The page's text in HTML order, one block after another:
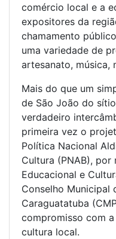
comércio local e a
expositores da
chamamento
uma variedade de
artesanato, música,
Mais do que um
de São João do
verdadeiro
primeira vez o
Política Nacional
Cultura (PNAB), por
Educacional e
Conselho Municipal
Caraguatatuba
compromisso com
cultura local.